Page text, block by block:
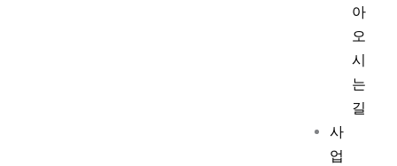
아
오
시
는
길
사
업